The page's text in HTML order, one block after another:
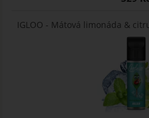
IGLOO - Mátová limonáda &